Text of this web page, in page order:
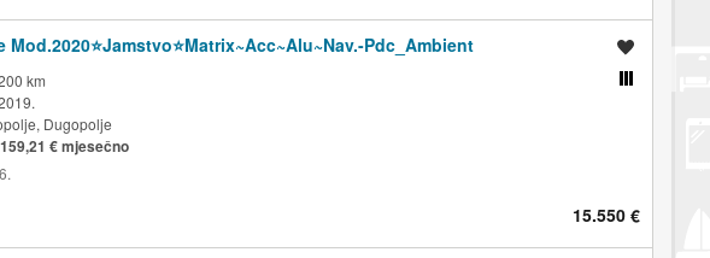
Mod.2020⭐️Jamstvo⭐️Matrix~Acc~Alu~Nav.-Pdc_Ambient
km
Dugopolje
€ mjesečno
15.550 €